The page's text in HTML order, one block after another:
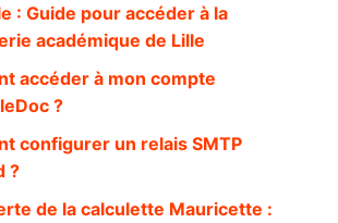
: Guide pour accéder à la
académique de Lille
accéder à mon compte
?
configurer un relais SMTP
?
de la calculette Mauricette :